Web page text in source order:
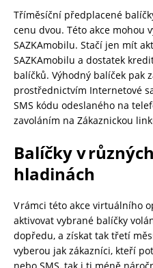
Tříměsíční předplacené
cenu dvou. Této akce mohou
SAZKAmobilu. Stačí jen mít
SAZKAmobilu a dostatek
balíčků. Výhodný balíček pak
prostřednictvím Internetové
SMS kódu odeslaného na
zavoláním na Zákaznickou
Balíčky vrůzný
hladinách
V rámci této akce virtuálního
aktivovat vybrané balíčky
dopředu, a získat tak třetí
vyberou jak zákazníci, kteří